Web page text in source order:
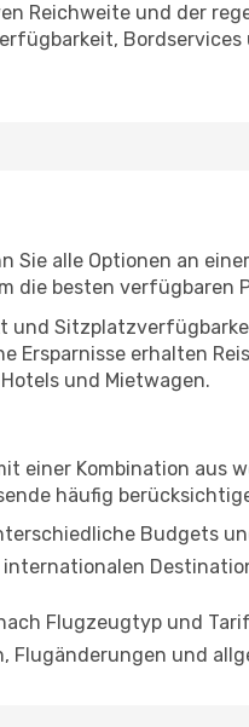
Reichweite und der
alle Optionen an
die besten
und
erhalten
und Mietwagen.
einer Kombination aus
häufig
Budgets
Flugzeugtyp und
und